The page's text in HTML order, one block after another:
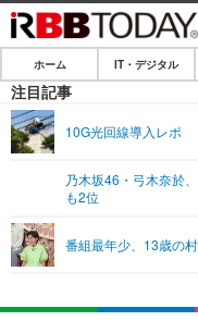
ホーム
IT・デジタル
ショッピング
エンタメTOP
ライフ
ライフTOP
リリース一覧
ホーム IT・デジタル
注目記事
10G光回線導入レポ
乃木坂46・弓木奈於
も2位
番組最年少、13歳の